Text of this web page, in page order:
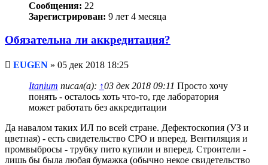
Сообщения: 22
Зарегистрирован: 9 лет 4 месяца
Обязательна ли аккредитация?
Непрочитанное
EUGEN » 05 дек 2018 18:25
Itanium писал(а): ↑03 дек 2018 09:11 Просто хочу
понять - осталось хоть что-то, где лаборатория
может работать без аккредитации
Да навалом таких ИЛ по всей стране. Дефектоскопия (УЗ и
цветная) - есть свидетельство СРО и вперед. Вентиляция и
промвыбросы - трубку пито купили и вперед. Строители -
лишь бы была любая бумажка (обычно некое свидетельство